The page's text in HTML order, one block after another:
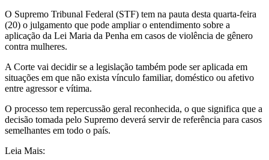
O Supremo Tribunal Federal (STF) tem na pauta desta quarta-feira
(20) o julgamento que pode ampliar o entendimento sobre a
aplicação da Lei Maria da Penha em casos de violência de gênero
contra mulheres.
A Corte vai decidir se a legislação também pode ser aplicada em
situações em que não exista vínculo familiar, doméstico ou afetivo
entre agressor e vítima.
O processo tem repercussão geral reconhecida, o que significa que a
decisão tomada pelo Supremo deverá servir de referência para casos
semelhantes em todo o país.
Leia Mais: